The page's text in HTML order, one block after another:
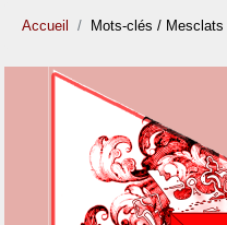
Accueil Mots-clés / Mesclats